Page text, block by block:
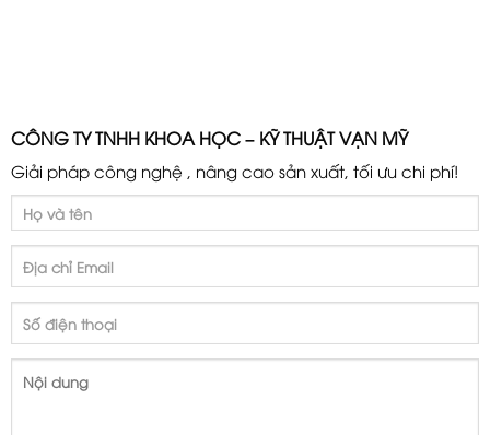
CÔNG TY TNHH KHOA HỌC – KỸ THUẬT VẠN MỸ
Giải pháp công nghệ , nâng cao sản xuất, tối ưu chi phí!